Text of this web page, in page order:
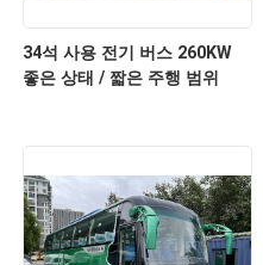
34석 사용 전기 버스 260KW
좋은 상태 / 짧은 주행 범위